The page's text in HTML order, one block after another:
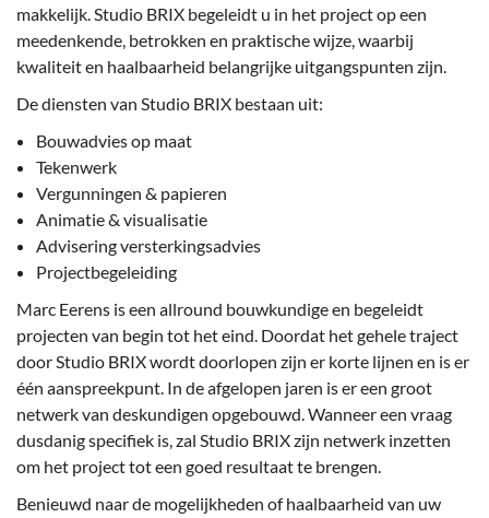
makkelijk. Studio BRIX begeleidt u in het project op een
meedenkende, betrokken en praktische wijze, waarbij
kwaliteit en haalbaarheid belangrijke uitgangspunten zijn.
De diensten van Studio BRIX bestaan uit:
Bouwadvies op maat
Tekenwerk
Vergunningen & papieren
Animatie & visualisatie
Advisering versterkingsadvies
Projectbegeleiding
Marc Eerens is een allround bouwkundige en begeleidt
projecten van begin tot het eind. Doordat het gehele traject
door Studio BRIX wordt doorlopen zijn er korte lijnen en is er
één aanspreekpunt. In de afgelopen jaren is er een groot
netwerk van deskundigen opgebouwd. Wanneer een vraag
dusdanig specifiek is, zal Studio BRIX zijn netwerk inzetten
om het project tot een goed resultaat te brengen.
Benieuwd naar de mogelijkheden of haalbaarheid van uw